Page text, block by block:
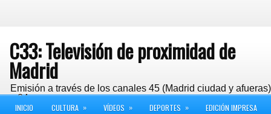
C33: Televisión de proximidad de
Madrid
Emisión a través de los canales 45 (Madrid ciudad y
y 24
INICIO CULTURA » VÍDEOS » DEPORTES » EDICIÓN IMPRESA